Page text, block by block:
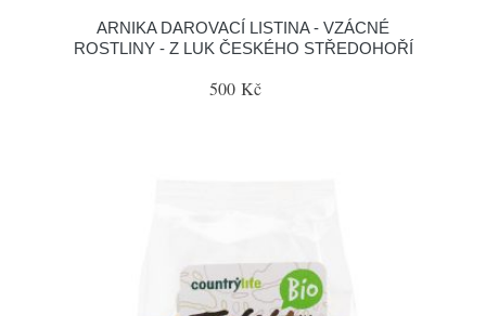
ARNIKA DAROVACÍ LISTINA - VZÁCNÉ
ROSTLINY - Z LUK ČESKÉHO STŘEDOHOŘÍ
500 Kč